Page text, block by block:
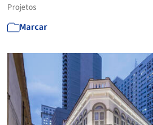
Projetos
Marcar